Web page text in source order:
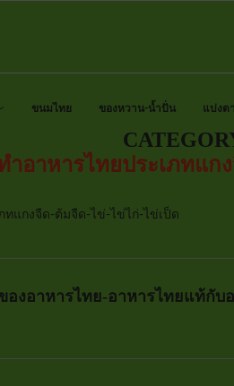
ขนมไทย ของหวาน-น้ำปั่น แบ่งต
ำอาหารไทยประเภทแก
ทแกงจืด-ต้มจืด-ไข่-ไข่ไก่-ไข่เป็ด
องอาหารไทย-อาหารไทยแท้กับ